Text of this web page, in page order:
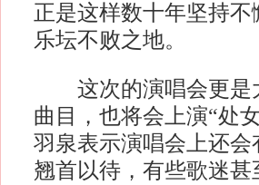
正是这样数十年坚持
乐坛不败之地。
这次的演唱会更是
曲目，也将会上演“处
羽泉表示演唱会上还
翘首以待，有些歌迷